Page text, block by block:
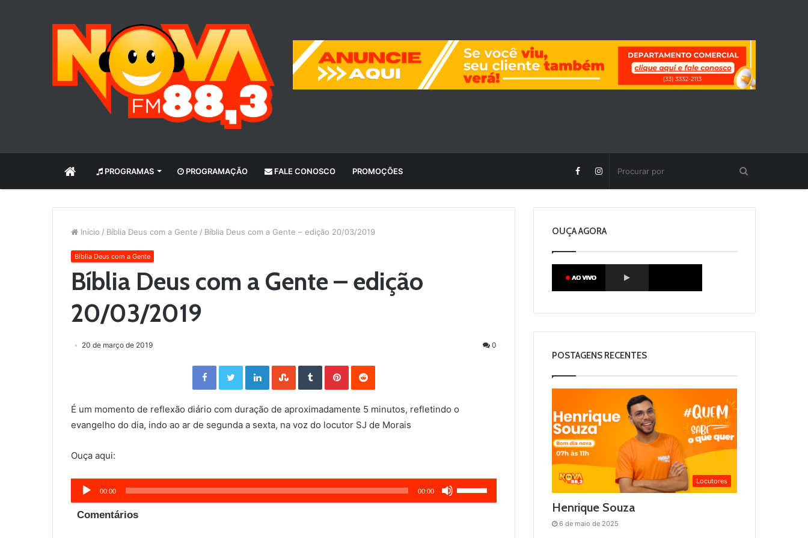
INÍCIO PROGRAMAS PROGRAMAÇÃO FALE CONOSCO PROMOÇÕES
Início / Bíblia Deus com a Gente / Bíblia Deus com a Gente – edição 20/03/2019
Bíblia Deus com a Gente
Bíblia Deus com a Gente – edição
20/03/2019
20 de março de 2019 0
Facebook Twitter LinkedIn StumbleUpon Tumblr Pinterest
É um momento de reflexão diário com duração de aproximadamente 5 minutos, refletindo o
evangelho do dia, indo ao ar de segunda a sexta, na voz do locutor SJ de Morais
Ouça aqui:
Tocador
de
áudio
00:00 00:00
as
Comentários
OUÇA AGORA
POSTAGENS RECENTES
Locutores
Henrique Souza
6 de maio de 2025